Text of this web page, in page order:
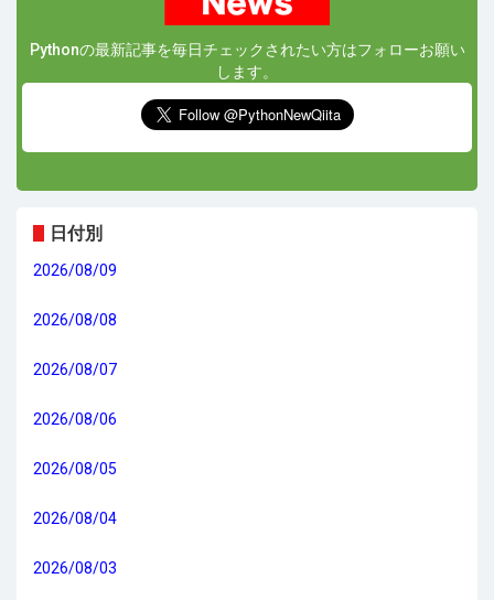
Pythonの最新記事を毎日チェックされたい方はフォローお願い
します。
日付別
2026/08/09
2026/08/08
2026/08/07
2026/08/06
2026/08/05
2026/08/04
2026/08/03